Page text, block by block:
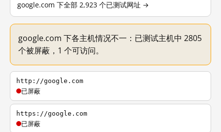
google.com 下全部 2,923 个已测试网址 →
google.com 下各主机情况不一：已测试主机中 2805
个被屏蔽，1 个可访问。
http://google.com
已屏蔽
https://google.com
已屏蔽